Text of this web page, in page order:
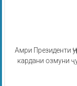
Амри Президенти
кардани озмуни